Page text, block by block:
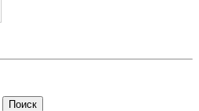
Поиск